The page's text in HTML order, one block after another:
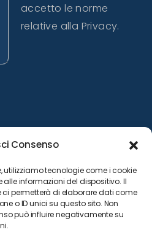
Consenso
utilizziamo tecnologie come i cookie
informazioni del dispositivo. Il
permetterà di elaborare dati come
o ID unici su questo sito. Non
può influire negativamente su
accetto le norme
relative alla Privacy.